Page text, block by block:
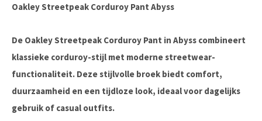
Oakley Streetpeak Corduroy Pant Abyss
De Oakley Streetpeak Corduroy Pant in Abyss combineert
klassieke corduroy-stijl met moderne streetwear-
functionaliteit. Deze stijlvolle broek biedt comfort,
duurzaamheid en een tijdloze look, ideaal voor dagelijks
gebruik of casual outfits.